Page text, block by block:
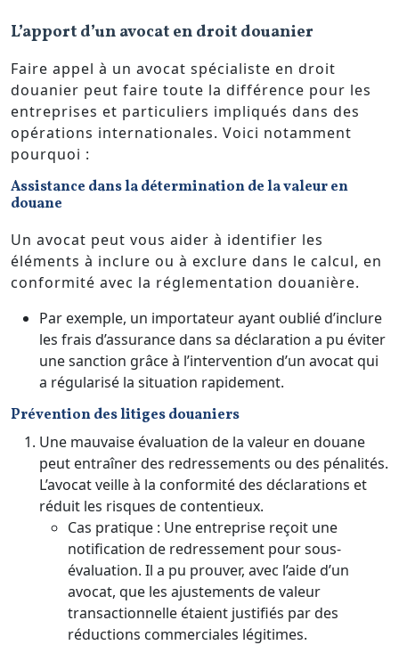
L’apport d’un avocat en droit douanier
Faire appel à un avocat spécialiste en droit
douanier peut faire toute la différence pour les
entreprises et particuliers impliqués dans des
opérations internationales. Voici notamment
pourquoi :
Assistance dans la détermination de la valeur en
douane
Un avocat peut vous aider à identifier les
éléments à inclure ou à exclure dans le calcul, en
conformité avec la réglementation douanière.
Par exemple, un importateur ayant oublié d’inclure
les frais d’assurance dans sa déclaration a pu éviter
une sanction grâce à l’intervention d’un avocat qui
a régularisé la situation rapidement.
Prévention des litiges douaniers
Une mauvaise évaluation de la valeur en douane
peut entraîner des redressements ou des pénalités.
L’avocat veille à la conformité des déclarations et
réduit les risques de contentieux.
Cas pratique : Une entreprise reçoit une
notification de redressement pour sous-
évaluation. Il a pu prouver, avec l’aide d’un
avocat, que les ajustements de valeur
transactionnelle étaient justifiés par des
réductions commerciales légitimes.